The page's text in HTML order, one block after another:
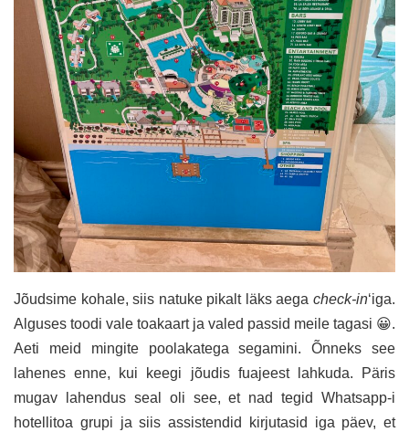
Jõudsime kohale, siis natuke pikalt läks aega check-in‘iga.
Alguses toodi vale toakaart ja valed passid meile tagasi 😀.
Aeti meid mingite poolakatega segamini. Õnneks see
lahenes enne, kui keegi jõudis fuajeest lahkuda. Päris
mugav lahendus seal oli see, et nad tegid Whatsapp-i
hotellitoa grupi ja siis assistendid kirjutasid iga päev, et